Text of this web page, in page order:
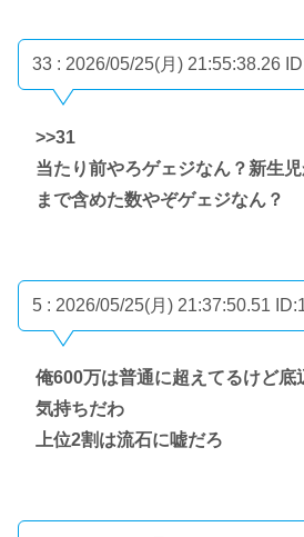
33 : 2026/05/25(月) 21:55:38.26
>>31
当たり前やろゲェジなん？新生
まで含めた数やぞゲェジなん？
5 : 2026/05/25(月) 21:37:50.51
俺600万は普通に超えてるけど底
気持ちだわ
上位2割は流石に嘘だろ